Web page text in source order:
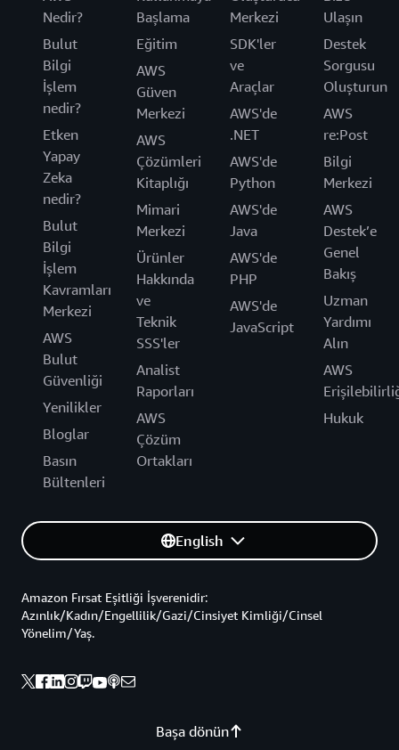
Nedir?
Bulut
Bilgi
İşlem
nedir?
Etken
Yapay
Zeka
nedir?
Bulut
Bilgi
İşlem
Kavramları
Merkezi
AWS
Bulut
Güvenliği
Yenilikler
Bloglar
Basın
Bültenleri
Başlama
Eğitim
AWS
Güven
Merkezi
AWS
Çözümleri
Kitaplığı
Mimari
Merkezi
Ürünler
Hakkında
ve
Teknik
SSS'ler
Analist
Raporları
AWS
Çözüm
Ortakları
Merkezi
SDK'ler
ve
Araçlar
AWS'de
.NET
AWS'de
Python
AWS'de
Java
AWS'de
PHP
AWS'de
JavaScript
Ulaşın
Destek
Sorgusu
Oluşturun
AWS
re:Post
Bilgi
Merkezi
AWS
Destek’e
Genel
Bakış
Uzman
Yardımı
Alın
AWS
Hukuk
English
Başa dönün
Amazon Fırsat Eşitliği İşverenidir:
Azınlık/Kadın/Engellilik/Gazi/Cinsiyet Kimliği/Cinsel
Yönelim/Yaş.